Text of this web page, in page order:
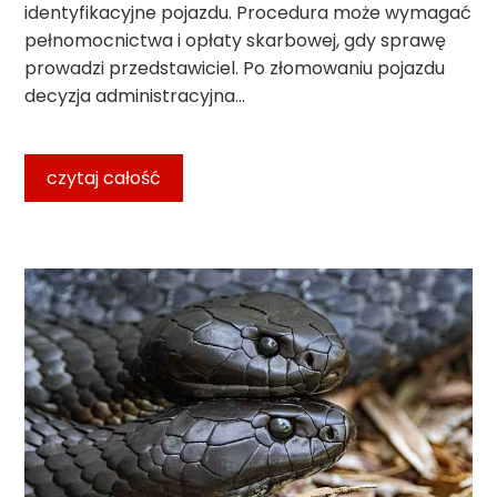
identyfikacyjne pojazdu. Procedura może wymagać
pełnomocnictwa i opłaty skarbowej, gdy sprawę
prowadzi przedstawiciel. Po złomowaniu pojazdu
decyzja administracyjna…
czytaj całość